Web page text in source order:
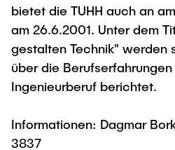
bietet die TUHH auch an
am 26.6.2001. Unter dem
gestalten Technik" werden
über die
Ingenieurberuf berichtet.
Informationen: Dagmar
3837